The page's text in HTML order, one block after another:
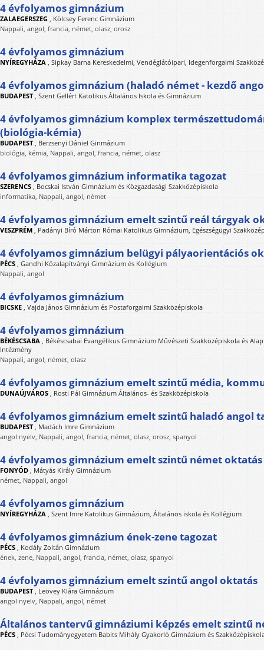
4 évfolyamos gimnázium
ZALAEGERSZEG , Kölcsey Ferenc Gimnázium
Nappali, angol, francia, német, olasz, orosz
4 évfolyamos gimnázium
NYÍREGYHÁZA , Sipkay Barna Kereskedelmi, Vendéglátóipari, Idegenforgalmi
4 évfolyamos gimnázium (haladó német - kezdő
BUDAPEST, Szent Gellért Katolikus Általános Iskola és Gimnázium
4 évfolyamos gimnázium komplex
(biológia-kémia)
BUDAPEST, Berzsenyi Dániel Ginmázium
biológia, kémia, Nappali, angol, francia, német, olasz
4 évfolyamos gimnázium informatika tagozat
SZERENCS , Bocskai István Gimnázium és Közgazdasági Szakközépiskola
informatika, Nappali, angol, német
4 évfolyamos gimnázium emelt szintű reál tárgyak
VESZPRÉM , Padányi Bíró Márton Római Katolikus Gimnázium, Egészségügyi
4 évfolyamos gimnázium belügyi pályaorientációs
PÉCS , Gandhi Közalapítványi Gimnázium és Kollégium
Nappali, angol
4 évfolyamos gimnázium
BICSKE , Vajda János Gimnázium és Postaforgalmi Szakközépiskola
4 évfolyamos gimnázium
BÉKÉSCSABA , Békéscsabai Evangélikus Gimnázium Művészeti Szakközépiskola és
Intézmény
Nappali, angol, német, olasz
4 évfolyamos gimnázium emelt szintű média,
DUNAÚJVÁROS , Rosti Pál Gimnázium Általános- és Szakközépiskola
4 évfolyamos gimnázium emelt szintű haladó angol
BUDAPEST, Madách Imre Gimnázium
angol nyelv, Nappali, angol, francia, német, olasz, orosz, spanyol
4 évfolyamos gimnázium emelt szintű német oktatás
FONYÓD , Mátyás Király Gimnázium
német, Nappali, angol
4 évfolyamos gimnázium
NYÍREGYHÁZA , Szent Imre Katolikus Gimnázium, Általános iskola és Kollégium
4 évfolyamos gimnázium ének-zene tagozat
PÉCS , Kodály Zoltán Gimnázium
ének, zene, Nappali, angol, francia, német, olasz, spanyol
4 évfolyamos gimnázium emelt szintű angol oktatás
BUDAPEST, Leövey Klára Gimnázium
angol nyelv, Nappali, angol, német
Általános tantervű gimnáziumi képzés emelt szintű
PÉCS , Pécsi Tudományegyetem Babits Mihály Gyakorló Gimnázium és